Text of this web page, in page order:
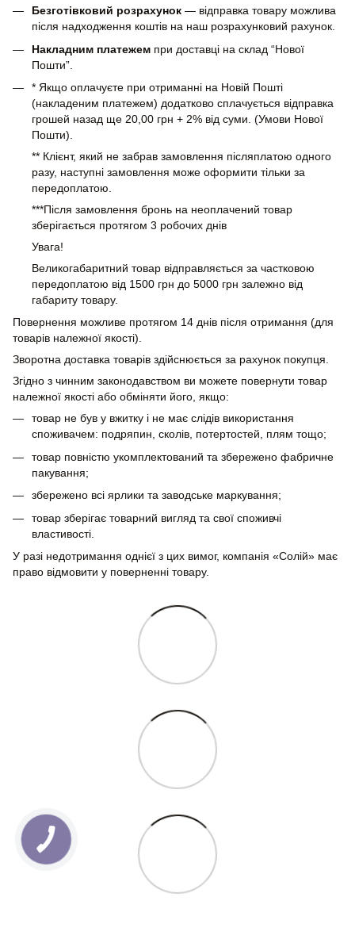
Безготівковий розрахунок — відправка товару можлива
після надходження коштів на наш розрахунковий рахунок.
Накладним платежем при доставці на склад “Нової
Пошти”.
* Якщо оплачуєте при отриманні на Новій Пошті
(накладеним платежем) додатково сплачується відправка
грошей назад ще 20,00 грн + 2% від суми. (Умови Нової
Пошти).
** Клієнт, який не забрав замовлення післяплатою одного
разу, наступні замовлення може оформити тільки за
передоплатою.
***Після замовлення бронь на неоплачений товар
зберігається протягом 3 робочих днів
Увага!
Великогабаритний товар відправляється за частковою
передоплатою від 1500 грн до 5000 грн залежно від
габариту товару.
Повернення можливе протягом 14 днів після отримання (для
товарів належної якості).
Зворотна доставка товарів здійснюється за рахунок покупця.
Згідно з чинним законодавством ви можете повернути товар
належної якості або обміняти його, якщо:
товар не був у вжитку і не має слідів використання
споживачем: подряпин, сколів, потертостей, плям тощо;
товар повністю укомплектований та збережено фабричне
пакування;
збережено всі ярлики та заводське маркування;
товар зберігає товарний вигляд та свої споживчі
властивості.
У разі недотримання однієї з цих вимог, компанія «Солій» має
право відмовити у поверненні товару.